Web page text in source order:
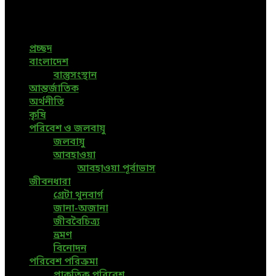
প্রচ্ছদ
বাংলাদেশ
বাস্তুসংস্থান
আন্তর্জাতিক
অর্থনীতি
কৃষি
পরিবেশ ও জলবায়ু
জলবায়ু
আবহাওয়া
আবহাওয়া পূর্বাভাস
জীবনধারা
গ্রেটা থুনবার্গ
জানা-অজানা
জীববৈচিত্র্য
ভ্রমণ
বিনোদন
পরিবেশ পরিক্রমা